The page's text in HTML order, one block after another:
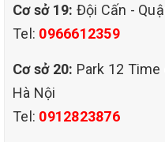
Cơ sở 19: Đội Cấn -
Tel: 0966612359
Cơ sở 20: Park 12
Hà Nội
Tel: 0912823876